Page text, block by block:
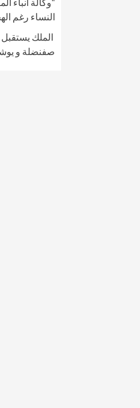
النساء رغم
الملك يستقبل
صفنضلة و